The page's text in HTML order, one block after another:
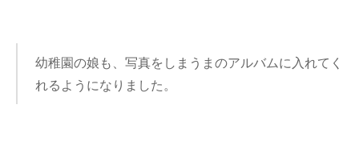
幼稚園の娘も、写真をしまうまのアルバムに入れてく
れるようになりました。